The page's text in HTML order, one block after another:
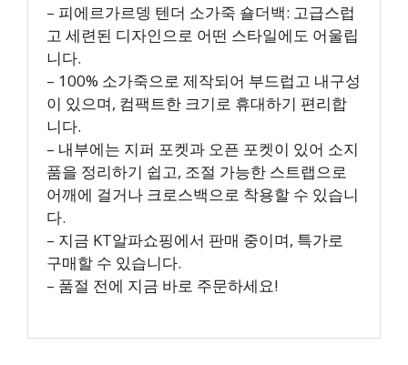
– 피에르가르뎅 텐더 소가죽 숄더백: 고급스럽
고 세련된 디자인으로 어떤 스타일에도 어울립
니다.
– 100% 소가죽으로 제작되어 부드럽고 내구성
이 있으며, 컴팩트한 크기로 휴대하기 편리합
니다.
– 내부에는 지퍼 포켓과 오픈 포켓이 있어 소지
품을 정리하기 쉽고, 조절 가능한 스트랩으로
어깨에 걸거나 크로스백으로 착용할 수 있습니
다.
– 지금 KT알파쇼핑에서 판매 중이며, 특가로
구매할 수 있습니다.
– 품절 전에 지금 바로 주문하세요!